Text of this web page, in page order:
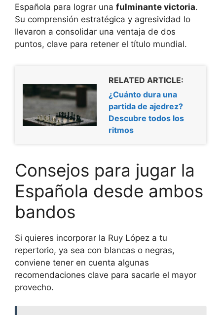
Española para lograr una fulminante victoria.
Su comprensión estratégica y agresividad lo
llevaron a consolidar una ventaja de dos
puntos, clave para retener el título mundial.
RELATED ARTICLE:
¿Cuánto dura una
partida de ajedrez?
Descubre todos los
ritmos
Consejos para jugar la
Española desde ambos
bandos
Si quieres incorporar la Ruy López a tu
repertorio, ya sea con blancas o negras,
conviene tener en cuenta algunas
recomendaciones clave para sacarle el mayor
provecho.